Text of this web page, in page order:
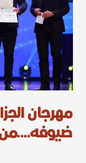
مهرجان
ضيوفه….من